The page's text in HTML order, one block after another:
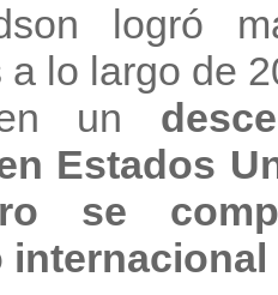
logró
a lo largo de
un
Estados
se